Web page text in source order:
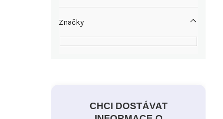
Značky
CHCI DOSTÁVAT